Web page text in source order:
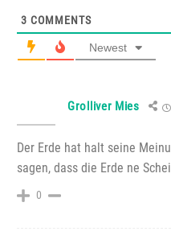
3 COMMENTS
Newest
Grolliver Mies
Der Erde hat halt seine
sagen, dass die Erde ne
0